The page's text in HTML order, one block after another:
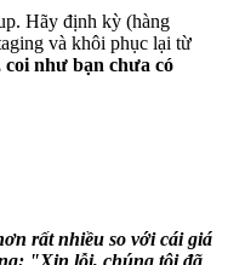
Hãy định kỳ (hàng
và khôi phục lại từ
như bạn chưa có
rất nhiều so với cái giá
"Xin lỗi, chúng tôi đã